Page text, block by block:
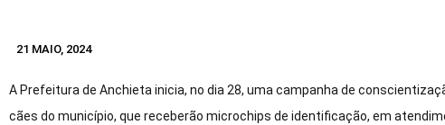
21 MAIO, 2024
A Prefeitura de Anchieta inicia, no dia 28, uma campanha de
cães do município, que receberão microchips de identificação, em